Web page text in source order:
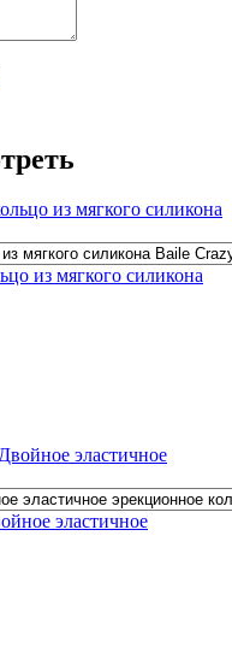
из мягкого силикона
эластичное